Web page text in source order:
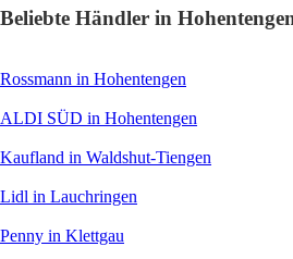
Beliebte Händler in
Rossmann in Hohentengen
ALDI SÜD in Hohentengen
Kaufland in Waldshut-Tiengen
Lidl in Lauchringen
Penny in Klettgau